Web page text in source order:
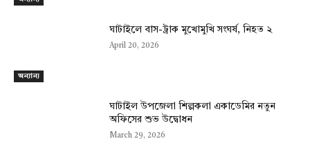
অন্যান্য
ঘাটাইলে বাস-ট্রাক মুখোমুখি সংঘর্ষ, নিহত ২
April 20, 2026
ঘাটাইল উপজেলা শিল্পকলা একাডেমির নতুন
অফিসের শুভ উদ্বোধন
March 29, 2026